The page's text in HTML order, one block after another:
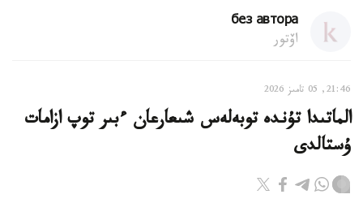
без автора
اۆتور
21:46, 05 تامىز 2026
الماتىدا تۇندە توبەلەس شىعارعان ءبىر توپ ازامات
ۇستالدى